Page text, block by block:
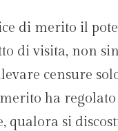
di merito il
di visita, non
censure
ha
si